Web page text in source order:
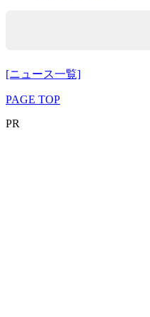
[ニュース一覧]
PAGE TOP
PR